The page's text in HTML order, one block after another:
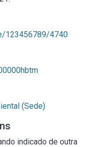
123456789/4740
(Sede)
indicado de outra